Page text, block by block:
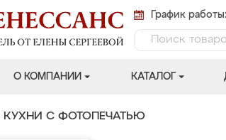
График
О КОМПАНИИ КАТАЛОГ
КУХНИ С ФОТОПЕЧАТЬЮ